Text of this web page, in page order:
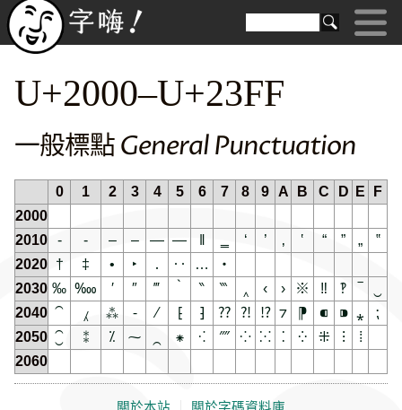
U+2000–U+23FF
一般標點 General Punctuation
0 1 2 3 4 5 6 7 8 9 A B C D E
F
2000
2010
‐ ‑ ‒ – — ― ‘ ’ ‚ ‛ “ ” „
‟
2020 † ‡ • ‣ ․ ‥ …
‧
2030 ‰ ‱ ′ ″ ‴ ‶ ‷ ‸ ‹ › ※ ‼ ‽
2040 ⁀ ⁁ ⁂ ⁃ ⁄ ⁅ ⁆ ⁇ ⁈ ⁉ ⁊ ⁋ ⁌ ⁍ ⁎
⁏
2050 ⁐ ⁑ ⁒ ⁓ ⁕ ⁖ ⁗ ⁘ ⁙ ⁚ ⁛ ⁜ ⁝
⁞
2060